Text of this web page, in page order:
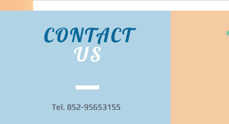
CONTACT
US
Tel. 852-95653155